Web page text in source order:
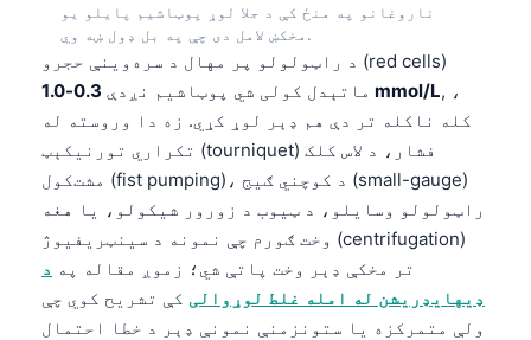
ناروغانو په منځ کې د جلا لوړ پوټاشیم پایلو یو
مخکښ لامل دی چې په بل ډول ښه وي.
د راټولولو پر مهال د سره‌وینې حجرو (red cells)
ماتېدل کولی شي پوټاشیم نږدې 0.3-1.0 mmol/L, ،
کله ناکله تر دې هم ډېر لوړ کړي. زه دا وروسته له
تکراري تورنيکېټ (tourniquet) فشار، د لاس کلک
مشت‌کول (fist pumping)، د کوچني ګیج (small-gauge)
راټولولو وسایلو، د ټیوب د زورور شیکولو، یا هغه
وخت ګورم چې نمونه د سینټریفیوژ (centrifugation)
تر مخکې ډېر وخت پاتې شي؛ زموږ مقاله په د
ډیهایډریشن له امله غلط لوړوالی کې تشریح کوي چې
ولې متمرکزه یا ستونزمنې نمونې ډېر د خطا احتمال